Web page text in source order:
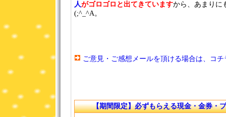
人がゴロゴロと出てきていますから、あまりに
(;^_^A。
ご意見・ご感想メールを頂ける場合は、コチ
【期間限定】必ずもらえる現金・金券・